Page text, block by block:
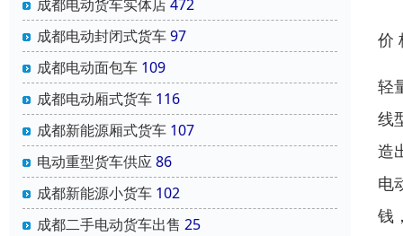
成都电动货车实体店472
成都电动封闭式货车97
成都电动面包车 109
成都电动厢式货车 116
成都新能源厢式货车 107
电动重型货车供应86
成都新能源小货车 102
成都二手电动货车出售 25
价
轻
线
造
电
钱